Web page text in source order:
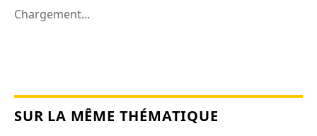
Chargement...
SUR LA MÊME THÉMATIQUE